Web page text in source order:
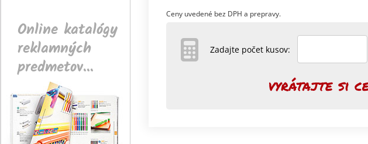
Online katalógy
reklamných
predmetov...
Ceny uvedené bez DPH a prepravy.
Zadajte počet kusov: